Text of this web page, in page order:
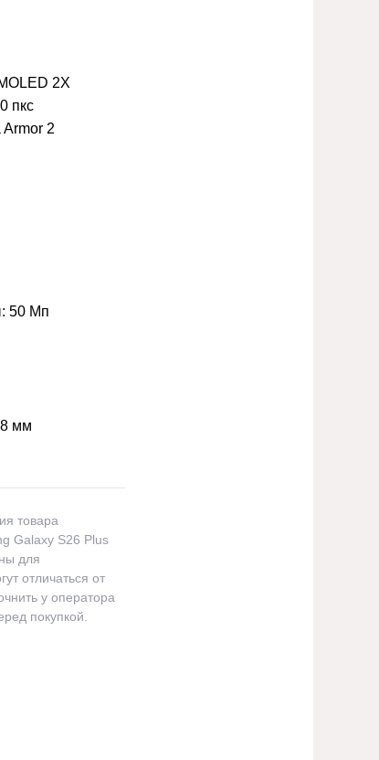
2X
пкс
2
50 Мп
мм
товара
Galaxy S26 Plus
для
отличаться от
у оператора
покупкой.